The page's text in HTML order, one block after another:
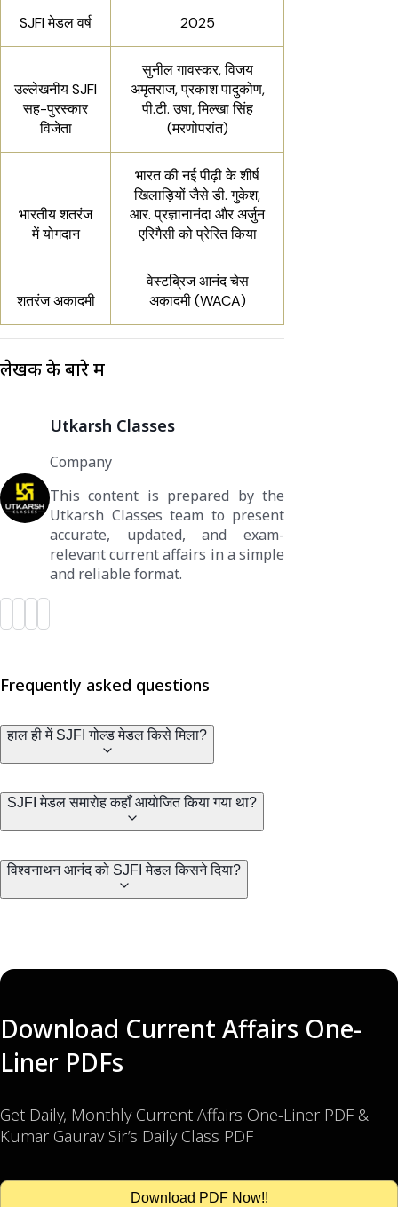
SJFI मेडल वर्ष 2025
उल्लेखनीय SJFI
सह-पुरस्कार
विजेता
सुनील गावस्कर, विजय
अमृतराज, प्रकाश पादुकोण,
पी.टी. उषा, मिल्खा सिंह
(मरणोपरांत)
भारतीय शतरंज
में योगदान
भारत की नई पीढ़ी के शीर्ष
खिलाड़ियों जैसे डी. गुकेश,
आर. प्रज्ञानानंदा और अर्जुन
एरिगैसी को प्रेरित किया
शतरंज अकादमी
वेस्टब्रिज आनंद चेस
अकादमी (WACA)
लेखक के बारे में
Utkarsh Classes
Company
This content is prepared by the
Utkarsh Classes team to present
accurate, updated, and exam-
relevant current affairs in a simple
and reliable format.
Frequently asked questions
हाल ही में SJFI गोल्ड मेडल किसे मिला?
SJFI मेडल समारोह कहाँ आयोजित किया गया था?
विश्वनाथन आनंद को SJFI मेडल किसने दिया?
Download Current Affairs One-
Liner PDFs
Get Daily, Monthly Current Affairs One-Liner PDF &
Kumar Gaurav Sir’s Daily Class PDF
Download PDF Now!!